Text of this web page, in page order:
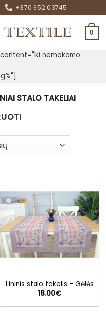
+370 652 03745
0
nemokamo
STALO TAKELIAI
Lininis stalo takelis – Gėlės
18.00€